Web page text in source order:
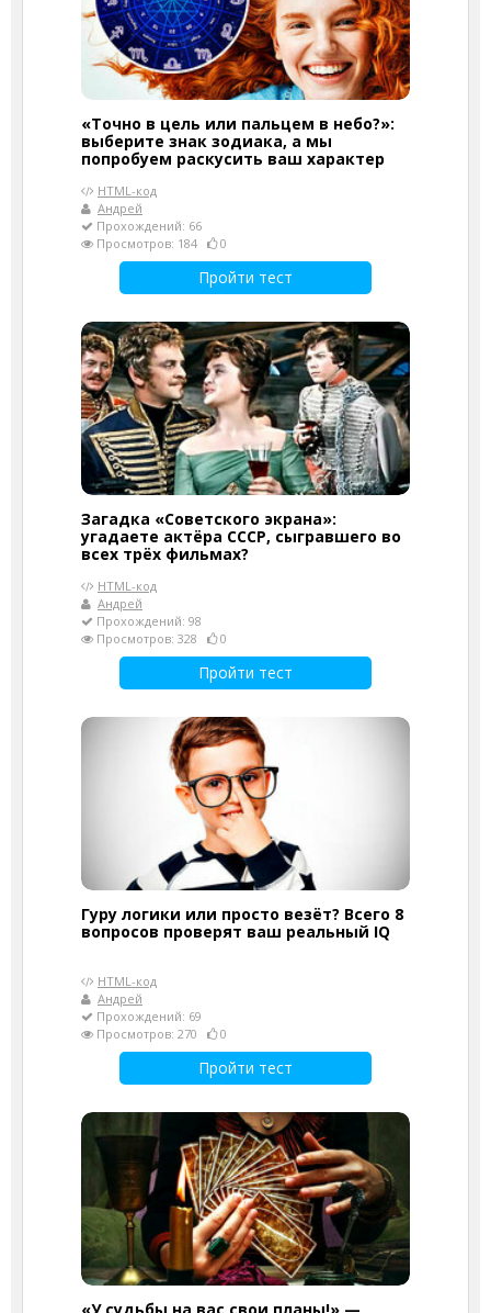
«Точно в цель или пальцем в небо?»:
выберите знак зодиака, а мы
попробуем раскусить ваш характер
HTML-код
Андрей
Прохождений: 66
Просмотров: 184
0
Пройти тест
Загадка «Советского экрана»:
угадаете актёра СССР, сыгравшего во
всех трёх фильмах?
HTML-код
Андрей
Прохождений: 98
Просмотров: 328
0
Пройти тест
Гуру логики или просто везёт? Всего 8
вопросов проверят ваш реальный IQ
HTML-код
Андрей
Прохождений: 69
Просмотров: 270
0
Пройти тест